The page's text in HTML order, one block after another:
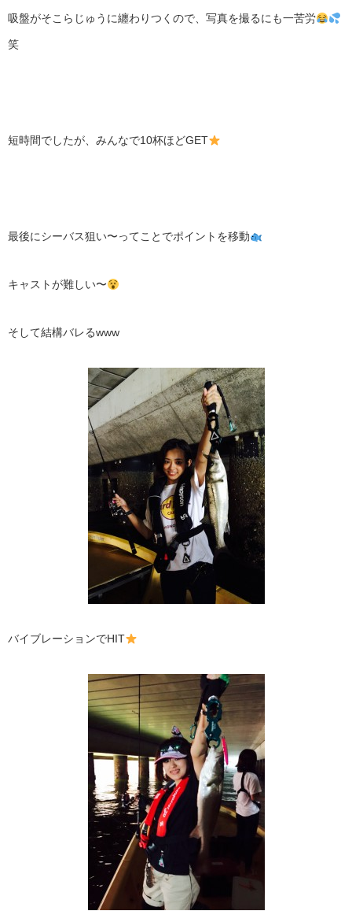
吸盤がそこらじゅうに纏わりつくので、写真を撮るにも一苦労
笑
短時間でしたが、みんなで10杯ほどGET
最後にシーバス狙い〜ってことでポイントを移動
キャストが難しい〜
そして結構バレるwww
バイブレーションでHIT